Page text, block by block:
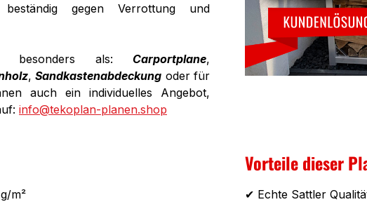
gegen Verrottung und
besonders als: Carportplane,
,Sandkastenabdeckung oder für
auch ein individuelles Angebot,
info@tekoplan-planen.shop
m²
Vorteile dieser
✔ Echte Sattler